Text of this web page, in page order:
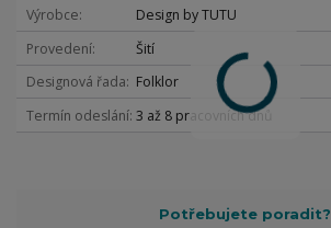
Výrobce
Design by TUTU
Provedení
Šití
Designová řada
Folklor
Termín odeslání 3 až 8 pracovních dnů
Potřebujete poradit?